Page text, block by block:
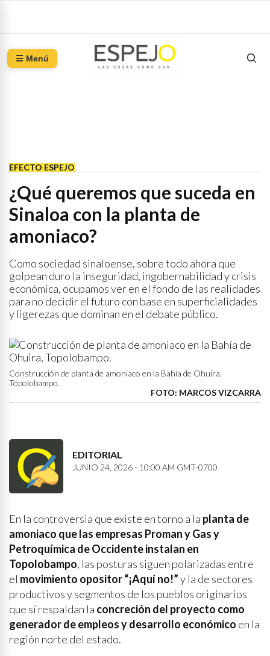
☰ Menú
EFECTO ESPEJO
¿Qué queremos que suceda en
Sinaloa con la planta de
amoniaco?
Como sociedad sinaloense, sobre todo ahora que
golpean duro la inseguridad, ingobernabilidad y crisis
económica, ocupamos ver en el fondo de las realidades
para no decidir el futuro con base en superficialidades
y ligerezas que dominan en el debate público.
Construcción de planta de amoniaco en la Bahía de Ohuira,
Topolobampo.
FOTO: MARCOS VIZCARRA
EDITORIAL
JUNIO 24, 2026 - 10:00 AM GMT-0700
En la controversia que existe en torno a la planta de
amoniaco que las empresas Proman y Gas y
Petroquímica de Occidente instalan en
Topolobampo, las posturas siguen polarizadas entre
el movimiento opositor “¡Aquí no!”y la de sectores
productivos y segmentos de los pueblos originarios
que sí respaldan la concreción del proyecto como
generador de empleos y desarrollo económico en la
región norte del estado.